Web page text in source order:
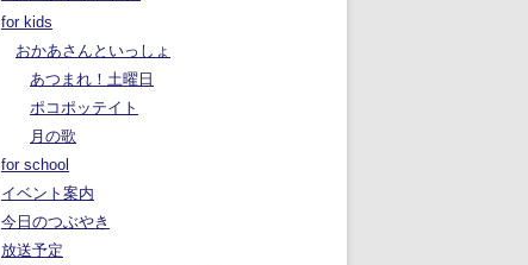
for kids
おかあさんといっしょ
あつまれ！土曜日
ポコポッテイト
月の歌
for school
イベント案内
今日のつぶやき
放送予定